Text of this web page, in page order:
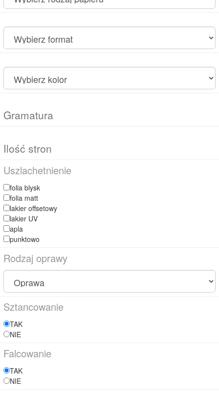
Uszlachetnienie
folia blysk
folia matt
lakier offsetowy
lakier UV
apla
punktowo
Rodzaj oprawy
Sztancowanie
TAK
NIE
Falcowanie
TAK
NIE